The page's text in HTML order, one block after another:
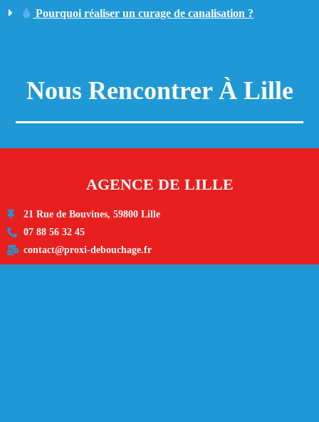
Pourquoi réaliser un curage de canalisation ?
Nous Rencontrer À Lille
AGENCE DE LILLE
21 Rue de Bouvines, 59800 Lille
07 88 56 32 45
contact@proxi-debouchage.fr